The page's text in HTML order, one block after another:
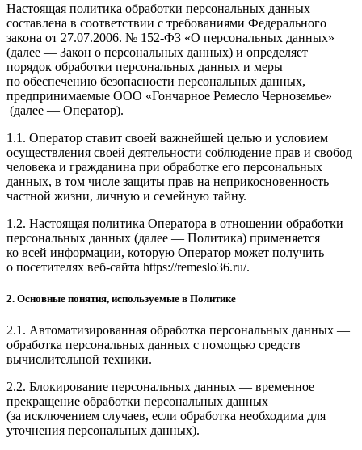
Настоящая политика обработки персональных данных
составлена в соответствии с требованиями Федерального
закона от 27.07.2006. № 152-ФЗ «О персональных данных»
(далее — Закон о персональных данных) и определяет
порядок обработки персональных данных и меры
по обеспечению безопасности персональных данных,
предпринимаемые ООО «Гончарное Ремесло Черноземье»
(далее — Оператор).
1.1. Оператор ставит своей важнейшей целью и условием
осуществления своей деятельности соблюдение прав и свобод
человека и гражданина при обработке его персональных
данных, в том числе защиты прав на неприкосновенность
частной жизни, личную и семейную тайну.
1.2. Настоящая политика Оператора в отношении обработки
персональных данных (далее — Политика) применяется
ко всей информации, которую Оператор может получить
о посетителях веб-сайта https://remeslo36.ru/.
2. Основные понятия, используемые в Политике
2.1. Автоматизированная обработка персональных данных —
обработка персональных данных с помощью средств
вычислительной техники.
2.2. Блокирование персональных данных — временное
прекращение обработки персональных данных
(за исключением случаев, если обработка необходима для
уточнения персональных данных).